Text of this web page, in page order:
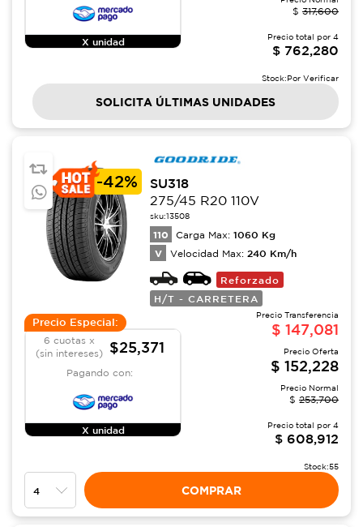
X unidad
$ 317,600
Precio total por 4
$ 762,280
Stock:Por Verificar
SOLICITA ÚLTIMAS UNIDADES
-42%
SU318
275/45 R20 110V
sku:13508
110 Carga Max: 1060 Kg
V Velocidad Max: 240 Km/h
Reforzado
H/T - CARRETERA
Precio Especial:
6 cuotas x
(sin intereses)
$25,371
Pagando con:
X unidad
Precio Transferencia
$ 147,081
Precio Oferta
$ 152,228
Precio Normal
$ 253,700
Precio total por 4
$ 608,912
Stock:55
COMPRAR